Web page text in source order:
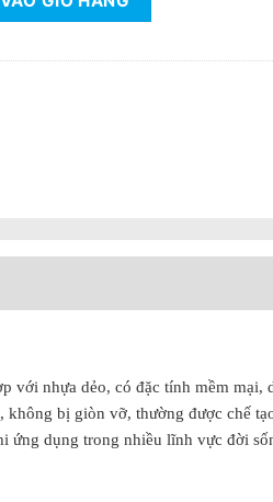
với nhựa dẻo, có đặc tính mềm mại,
không bị giòn vỡ, thường được chế
ứng dụng trong nhiều lĩnh vực đời